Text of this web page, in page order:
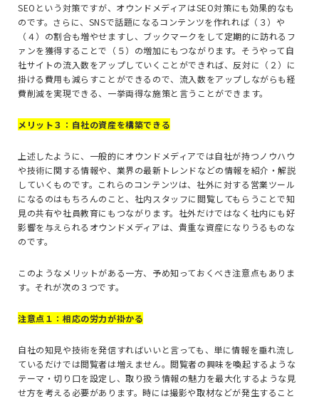
SEO という対策ですが、オウンドメディアはSEO対策にも効果的なも
のです。さらに、 SNSで話題になるコンテンツを作れれば（３）や
（４）の割合も増やせますし、ブックマークをして定期的に訪れるフ
ァンを獲得することで（５）の増加にもつながります。そうやって自
社サイトの流入数をアップしていくことができれば、反対に（２）に
掛ける費用も減らすことができるので、流入数をアップしながらも経
費削減を実現できる、一挙両得な施策と言うことができます。
メリット３：自社の資産を構築できる
上述したように、一般的にオウンドメディアでは自社が持つノウハウ
や技術に関する情報や、業界の最新トレンドなどの情報を紹介・解説
していくものです。これらのコンテンツは、社外に対する営業ツール
になるのはもちろんのこと、社内スタッフに閲覧してもらうことで知
見の共有や社員教育にもつながります。社外だけではなく社内にも好
影響を与えられるオウンドメディアは、貴重な資産になりうるものな
のです。
このようなメリットがある一方、予め知っておくべき注意点もありま
す。それが次の３つです。
注意点１：相応の労力が掛かる
自社の知見や技術を発信すればいいと言っても、単に情報を垂れ流し
ているだけでは閲覧者は増えません。閲覧者の興味を喚起するような
テーマ・切り口を設定し、取り扱う情報の魅力を最大化するような見
せ方を考える必要があります。時には撮影や取材などが発生すること